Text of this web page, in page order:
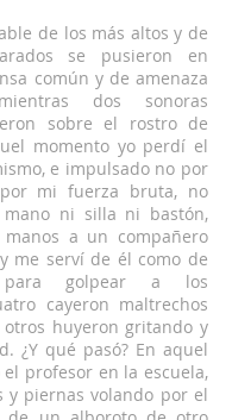
de los más altos y de
se pusieron en
común y de amenaza
dos sonoras
sobre el rostro de
momento yo perdí el
e impulsado no por
mi fuerza bruta, no
mano ni silla ni bastón,
a un compañero
me serví de él como de
golpear a los
cayeron maltrechos
huyeron gritando y
¿Y qué pasó? En aquel
profesor en la escuela,
y piernas volando por el